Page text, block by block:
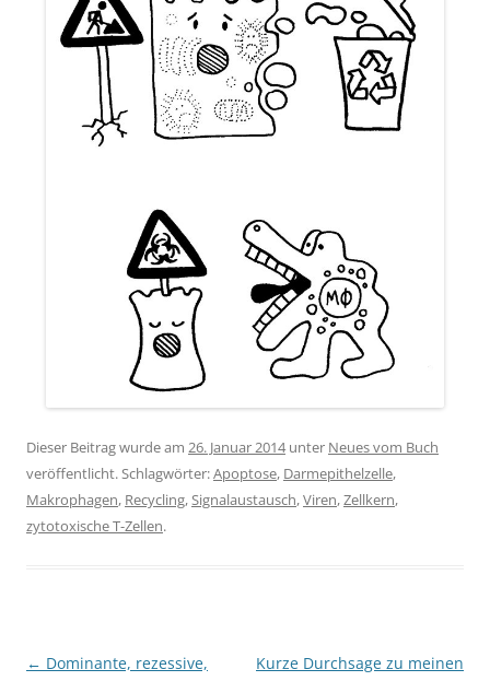
Dieser Beitrag wurde am 26. Januar 2014unter Neues vom Buch
veröffentlicht. Schlagwörter:Apoptose, Darmepithelzelle,
Makrophagen, Recycling,Signalaustausch,Viren,Zellkern,
zytotoxische T-Zellen.
Beitragsnavigation
← Dominante, rezessive,
Kurze Durchsage zu meinen